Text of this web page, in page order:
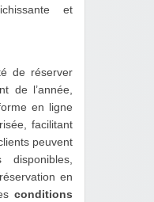
et
de réserver
de l’année,
en ligne
facilitant
peuvent
en
conditions